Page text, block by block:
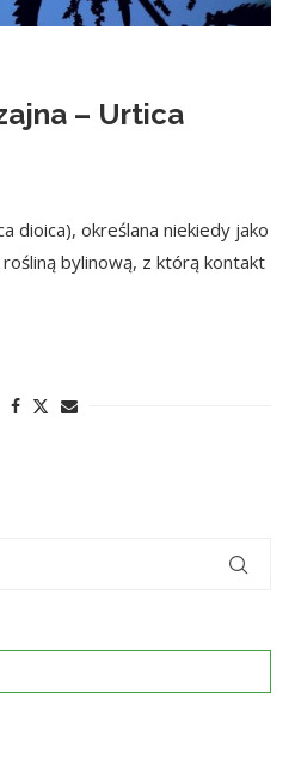
– Urtica
dioica), określana niekiedy jako
bylinową, z którą kontakt